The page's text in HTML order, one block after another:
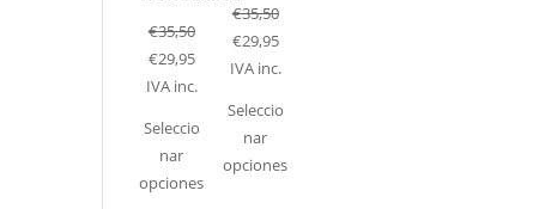
€35,50
€29,95
IVA inc.
Seleccio
nar
opciones
€35,50
€29,95
IVA inc.
Seleccio
nar
opciones